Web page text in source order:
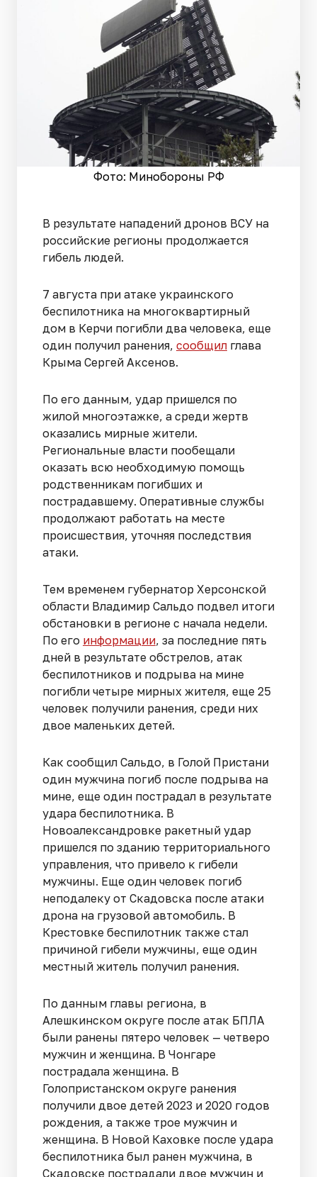
Фото: Минобороны РФ
В результате нападений дронов ВСУ на
российские регионы продолжается
гибель людей.
7 августа при атаке украинского
беспилотника на многоквартирный
дом в Керчи погибли два человека, еще
один получил ранения, сообщил глава
Крыма Сергей Аксенов.
По его данным, удар пришелся по
жилой многоэтажке, а среди жертв
оказались мирные жители.
Региональные власти пообещали
оказать всю необходимую помощь
родственникам погибших и
пострадавшему. Оперативные службы
продолжают работать на месте
происшествия, уточняя последствия
атаки.
Тем временем губернатор Херсонской
области Владимир Сальдо подвел итоги
обстановки в регионе с начала недели.
По его информации, за последние пять
дней в результате обстрелов, атак
беспилотников и подрыва на мине
погибли четыре мирных жителя, еще 25
человек получили ранения, среди них
двое маленьких детей.
Как сообщил Сальдо, в Голой Пристани
один мужчина погиб после подрыва на
мине, еще один пострадал в результате
удара беспилотника. В
Новоалександровке ракетный удар
пришелся по зданию территориального
управления, что привело к гибели
мужчины. Еще один человек погиб
неподалеку от Скадовска после атаки
дрона на грузовой автомобиль. В
Крестовке беспилотник также стал
причиной гибели мужчины, еще один
местный житель получил ранения.
По данным главы региона, в
Алешкинском округе после атак БПЛА
были ранены пятеро человек — четверо
мужчин и женщина. В Чонгаре
пострадала женщина. В
Голопристанском округе ранения
получили двое детей 2023 и 2020 годов
рождения, а также трое мужчин и
женщина. В Новой Каховке после удара
беспилотника был ранен мужчина, в
Скадовске пострадали двое мужчин и